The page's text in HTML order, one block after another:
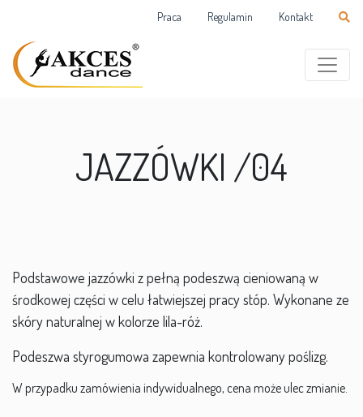
Praca Regulamin Kontakt
JAZZÓWKI /04
Podstawowe jazzówki z pełną podeszwą cieniowaną w
środkowej części w celu łatwiejszej pracy stóp. Wykonane ze
skóry naturalnej w kolorze lila-róż.
Podeszwa styrogumowa zapewnia kontrolowany poślizg.
W przypadku zamówienia indywidualnego, cena może ulec zmianie.